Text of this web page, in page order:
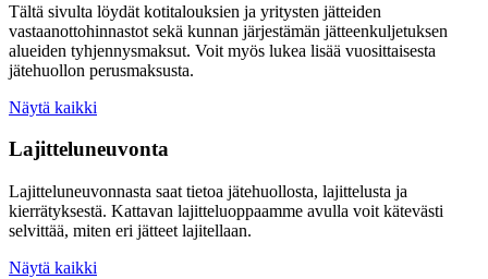
Tältä sivulta löydät kotitalouksien ja yritysten jätteiden
vastaanottohinnastot sekä kunnan järjestämän jätteenkuljetuksen
alueiden tyhjennysmaksut. Voit myös lukea lisää vuosittaisesta
jätehuollon perusmaksusta.
Näytä kaikki
Lajitteluneuvonta
Lajitteluneuvonnasta saat tietoa jätehuollosta, lajittelusta ja
kierrätyksestä. Kattavan lajitteluoppaamme avulla voit kätevästi
selvittää, miten eri jätteet lajitellaan.
Näytä kaikki